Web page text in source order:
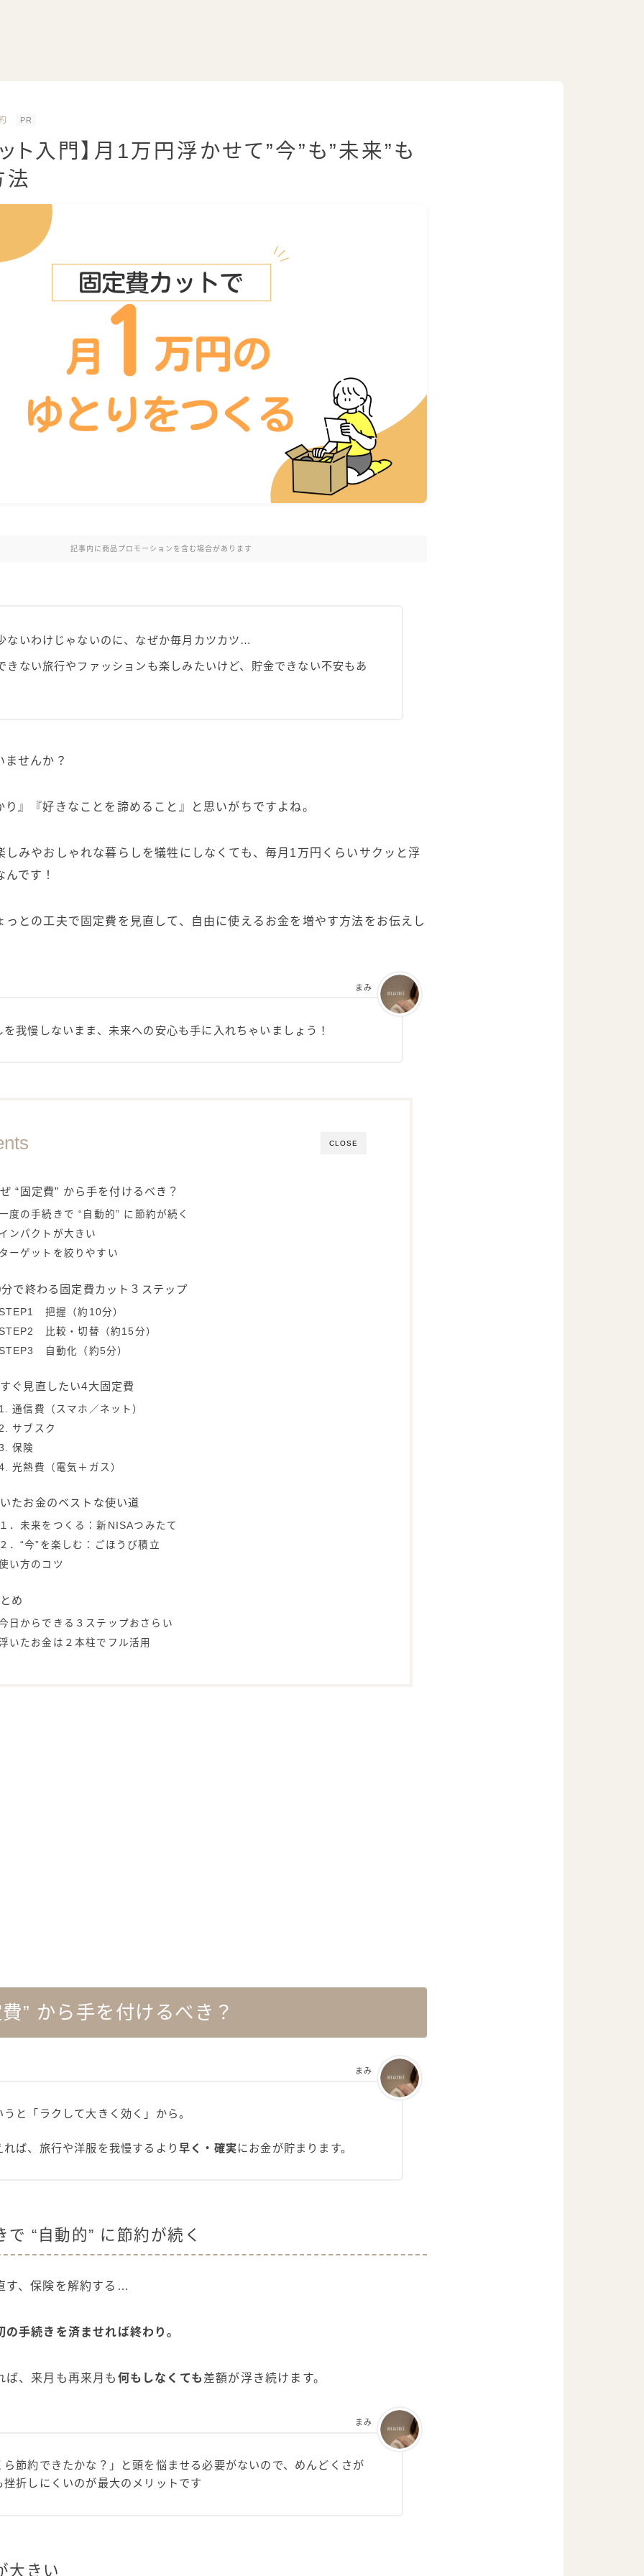
PR
ト入門】月1万円浮かせて”今”も”未来”も
法
記事内に商品プロモーションを含む場合があります
ないわけじゃないのに、なぜか毎月カツカツ…
きない旅行やファッションも楽しみたいけど、貯金できない不安もあ
ませんか？
り』『好きなことを諦めること』と思いがちですよね。
しみやおしゃれな暮らしを犠牲にしなくても、毎月1万円くらいサクッと浮
です！
っとの工夫で固定費を見直して、自由に使えるお金を増やす方法をお伝えし
を我慢しないまま、未来への安心も手に入れちゃいましょう！
まみ
CLOSE
“固定費” から手を付けるべき？
度の手続きで “自動的” に節約が続く
ンパクトが大きい
ーゲットを絞りやすい
で終わる固定費カット３ステップ
把握（約10分）
比較・切替（約15分）
自動化（約5分）
ぐ見直したい4大固定費
通信費（スマホ／ネット）
サブスク
保険
光熱費（電気＋ガス）
たお金のベストな使い道
．未来をつくる：新NISAつみたて
．“今”を楽しむ：ごほうび積立
い方のコツ
め
日からできる３ステップおさらい
いたお金は２本柱でフル活用
” から手を付けるべき？
と「ラクして大きく効く」から。
れば、旅行や洋服を我慢するより 早く・確実にお金が貯まります。
まみ
で “自動的” に節約が続く
す、保険を解約する…
の手続きを済ませれば終わり。
ば、来月も再来月も 何もしなくても差額が浮き続けます。
ら節約できたかな？」と頭を悩ませる必要がないので、めんどくさが
挫折しにくいのが最大のメリットです
まみ
大きい